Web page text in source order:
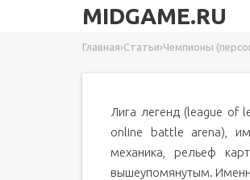
MIDGAME.RU
Главная›Статьи›Чемпионы
Лига легенд (league
online battle arena),
механика, рельеф
вышеупомянутым.